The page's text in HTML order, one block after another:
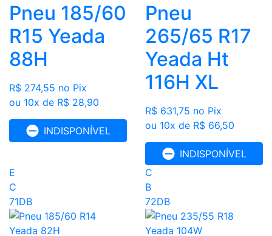
Pneu 185/60
R15 Yeada
88H
R$ 274,55 no Pix
ou 10x de R$ 28,90
INDISPONÍVEL
Pneu
265/65 R17
Yeada Ht
116H XL
R$ 631,75 no Pix
ou 10x de R$ 66,50
INDISPONÍVEL
E
C
71DB
C
B
72DB